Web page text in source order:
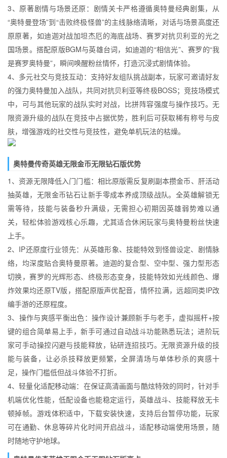
3、原著剧情与场景还原：剧情关卡严格遵循奥特曼经典剧集，从
“奥特曼登场”到“击败终极怪兽”的主线脉络清晰，对话与场景高度还
原原著，如迪迦对战加坦杰厄的海底战场、赛罗对抗贝利亚的光之
国场景。搭配原版BGM与英雄台词，如迪迦的“相信光”、赛罗的“我
是赛罗奥特曼”，瞬间唤醒粉丝情怀，打造沉浸式剧情体验。
4、多元社交与竞技互动：支持好友组队挑战副本，玩家可邀请好友
的强力奥特曼加入战队，共同对抗贝利亚等终极BOSS；竞技场模式
中，可与其他玩家的战队实时对战，比拼阵容强度与操作技巧。无
限资源升级的战队在竞技中占据优势，胜利后可获取稀有称号与皮
肤，增强游戏的社交性与竞技性，避免单机玩法的枯燥。
奥特曼传奇英雄无限金币无限钻石版优势
1、资源无限降低入门门槛：相比原版需反复刷副本攒金币、肝活动
抽英雄，无限金币钻石让新手零成本养成顶级战队。全英雄解锁无
需等待，技能与装备秒升满级，无需担心初期因英雄弱势难以通
关，轻松体验游戏核心乐趣，尤其适合休闲玩家与奥特曼粉丝快速
上手。
2、IP还原度行业领先：从英雄形象、技能特效到怪兽设定、剧情脉
络，均深度贴合奥特曼原著。迪迦的复合型、空中型、强力型形态
切换，赛罗的光辉形态、终极形态变身，技能特效如光线颜色、爆
炸效果均还原TV版，搭配原版声优配音，情怀拉满，远超同类IP改
编手游的还原程度。
3、操作与爽感平衡出色：操作设计兼顾新手与老手，虚拟摇杆+按
键的组合简单易上手，新手可通过自动战斗功能熟悉玩法；进阶玩
家可手动操控闪避与技能释放，钻研连招技巧。无限资源升级的技
能与装备，让必杀技释放更频繁，全屏清场与单体秒杀的爽感十
足，操作门槛低但战斗体验不打折。
4、轻量化适配移动端：在保证高清画面与酷炫特效的同时，针对手
机端优化性能，低配设备也能稳定运行，英雄战斗、技能释放无卡
顿掉帧。游戏体积适中，下载安装快速，支持后台暂停功能，玩家
可在通勤、休息等碎片化时间开启战斗，适配移动端使用场景，随
时随地守护地球。